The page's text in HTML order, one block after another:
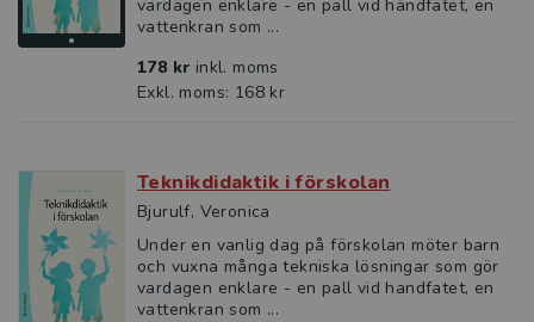
vardagen enklare - en pall vid handfatet, en
vattenkran som ...
178 kr inkl. moms
Exkl. moms: 168 kr
Teknikdidaktik i förskolan
Bjurulf, Veronica
Under en vanlig dag på förskolan möter barn
och vuxna många tekniska lösningar som gör
vardagen enklare - en pall vid handfatet, en
vattenkran som ...